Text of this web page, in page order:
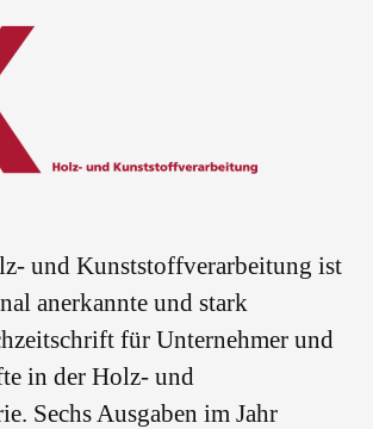
und Kunststoffverarbeitung ist
anerkannte und stark
für Unternehmer und
in der Holz- und
Sechs Ausgaben im Jahr